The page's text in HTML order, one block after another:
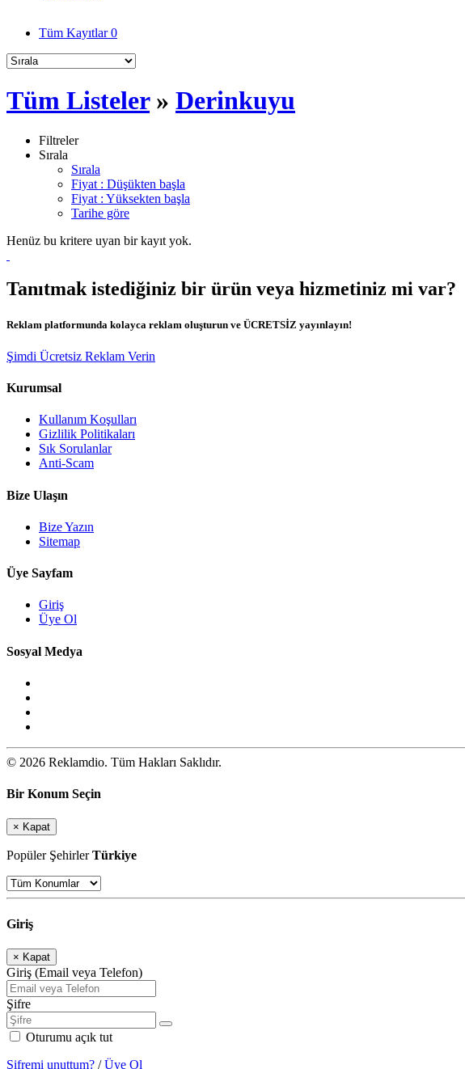
Tüm Kayıtlar0
Tüm Listeler» Derinkuyu
Filtreler
Sırala
Sırala
Fiyat : Düşükten başla
Fiyat : Yüksekten başla
Tarihe göre
Henüz bu kritere uyan bir kayıt yok.
Tanıtmak istediğiniz bir ürün veya hizmetiniz mi var?
Reklam platformunda kolayca reklam oluşturun ve ÜCRETSİZ yayınlayın!
Şimdi Ücretsiz Reklam Verin
Kurumsal
Kullanım Koşulları
Gizlilik Politikaları
Sık Sorulanlar
Anti-Scam
Bize Ulaşın
Bize Yazın
Sitemap
Üye Sayfam
Giriş
Üye Ol
Sosyal Medya
© 2026 Reklamdio. Tüm Hakları Saklıdır.
Bir Konum Seçin
× Kapat
Popüler ŞehirlerTürkiye
Giriş
× Kapat
Giriş (Email veya Telefon)
Şifre
Oturumu açık tut
Şifremi unuttum? /Üye Ol